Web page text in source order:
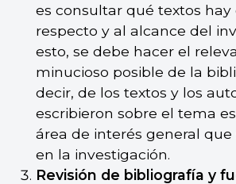
es consultar qué textos hay
respecto y al alcance del
esto, se debe hacer el
minucioso posible de la
decir, de los textos y los
escribieron sobre el tema
área de interés general que
en la investigación.
Revisión de bibliografía y